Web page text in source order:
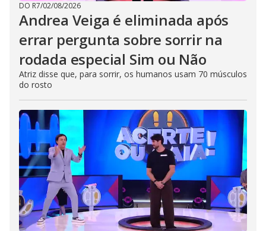
DO R7/02/08/2026
Andrea Veiga é eliminada após
errar pergunta sobre sorrir na
rodada especial Sim ou Não
Atriz disse que, para sorrir, os humanos usam 70 músculos
do rosto